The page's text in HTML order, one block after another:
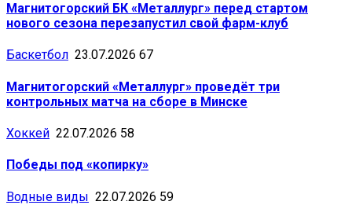
Магнитогорский БК «Металлург» перед стартом
нового сезона перезапустил свой фарм-клуб
Баскетбол 23.07.2026 67
Магнитогорский «Металлург» проведёт три
контрольных матча на сборе в Минске
Хоккей 22.07.2026 58
Победы под «копирку»
Водные виды 22.07.2026 59